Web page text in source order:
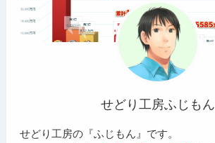
せどり工房ふじもん
せどり工房の『ふじもん』です。